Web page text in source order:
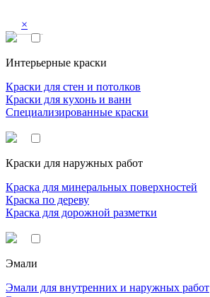
×
Интерьерные краски
Краски для стен и потолков
Краски для кухонь и ванн
Специализированные краски
Краски для наружных работ
Краска для минеральных поверхностей
Краска по дереву
Краска для дорожной разметки
Эмали
Эмали для внутренних и наружных работ